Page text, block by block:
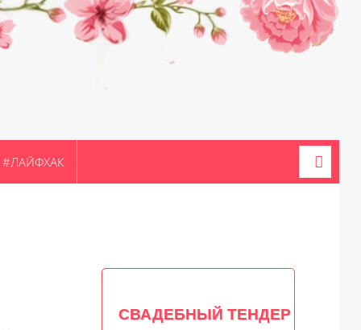
#ЛАЙФХАК
СВАДЕБНЫЙ ТЕНДЕР